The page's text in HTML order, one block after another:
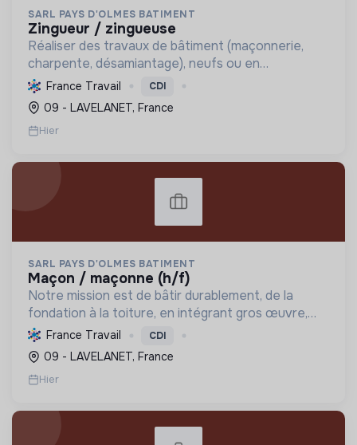
SARL PAYS D'OLMES BATIMENT
zingueur / zingueuse
Réaliser des travaux de bâtiment (maçonnerie,
charpente, désamiantage), neufs ou en
rénovation, garantissant qualité, durabilité et
efficacité énergétique. Formation continue et
Label RGE.
France Travail CDI
09 - LAVELANET, France
Hier
SARL PAYS D'OLMES BATIMENT
maçon / maçonne (h/f)
Notre mission est de bâtir durablement, de la
fondation à la toiture, en intégrant gros œuvre,
rénovation et désamiantage. Nous formons des
talents et valorisons l'insertion, avec le Label RGE.
France Travail CDI
09 - LAVELANET, France
Hier